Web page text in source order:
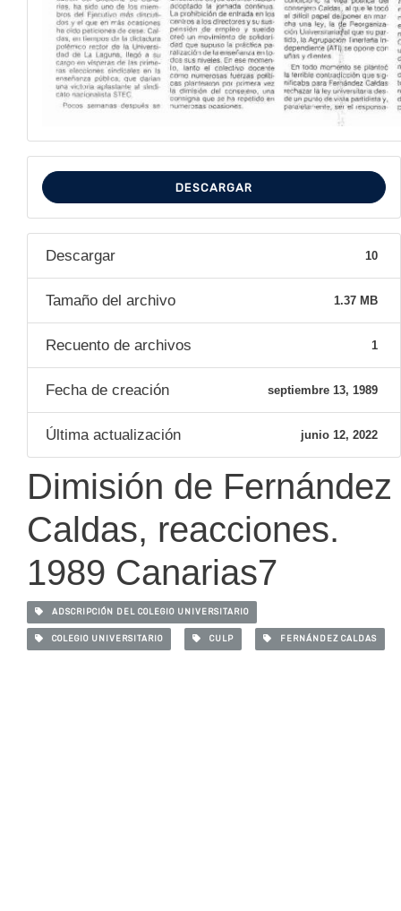
DESCARGAR
Descargar 10
Tamaño del archivo 1.37 MB
Recuento de archivos 1
Fecha de creación septiembre 13, 1989
Última actualización junio 12, 2022
Dimisión de Fernández
Caldas, reacciones.
1989 Canarias7
ADSCRIPCIÓN DEL COLEGIO UNIVERSITARIO
COLEGIO UNIVERSITARIO CULP FERNÁNDEZ CALDAS